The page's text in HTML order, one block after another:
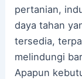
pertanian,
daya tahan
tersedia,
melindungi
Apapun